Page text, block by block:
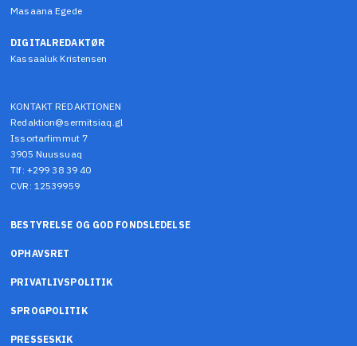
Masaana Egede
DIGITALREDAKTØR
Kassaaluk Kristensen
KONTAKT REDAKTIONEN
Redaktion@sermitsiaq.gl
Issortarfimmut 7
3905 Nuussuaq
Tlf: +299 38 39 40
CVR: 12539959
BESTYRELSE OG GOD FONDSLEDELSE
OPHAVSRET
PRIVATLIVSPOLITIK
SPROGPOLITIK
PRESSESKIK